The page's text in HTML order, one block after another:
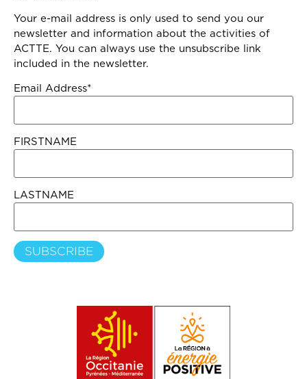
Your e-mail address is only used to send you our
newsletter and information about the activities of
ACTTE. You can always use the unsubscribe link
included in the newsletter.
Email Address*
FIRSTNAME
LASTNAME